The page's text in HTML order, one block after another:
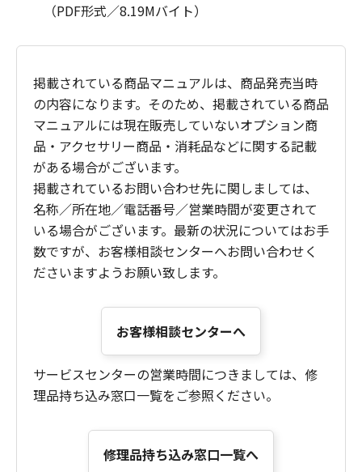
（PDF形式／8.19Mバイト）
掲載されている商品マニュアルは、商品発売当時
の内容になります。そのため、掲載されている商品
マニュアルには現在販売していないオプション商
品・アクセサリー商品・消耗品などに関する記載
がある場合がございます。
掲載されているお問い合わせ先に関しましては、
名称／所在地／電話番号／営業時間が変更されて
いる場合がございます。最新の状況についてはお手
数ですが、お客様相談センターへお問い合わせく
ださいますようお願い致します。
お客様相談センターへ
サービスセンターの営業時間につきましては、修
理品持ち込み窓口一覧をご参照ください。
修理品持ち込み窓口一覧へ